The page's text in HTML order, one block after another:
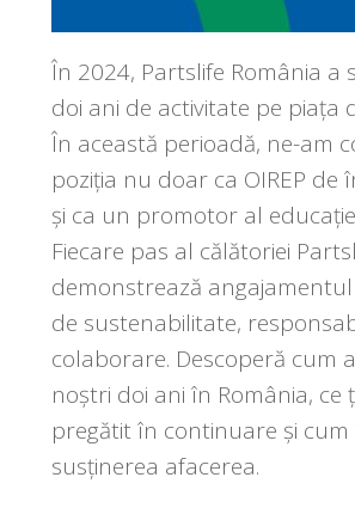
În 2024, Partslife România a
doi ani de activitate pe piața
În această perioadă, ne-am
poziția nu doar ca OIREP de
și ca un promotor al
Fiecare pas al călătoriei
demonstrează
de sustenabilitate,
colaborare. Descoperă cum
noștri doi ani în România, ce
pregătit în continuare și cum
susținerea afacerea.